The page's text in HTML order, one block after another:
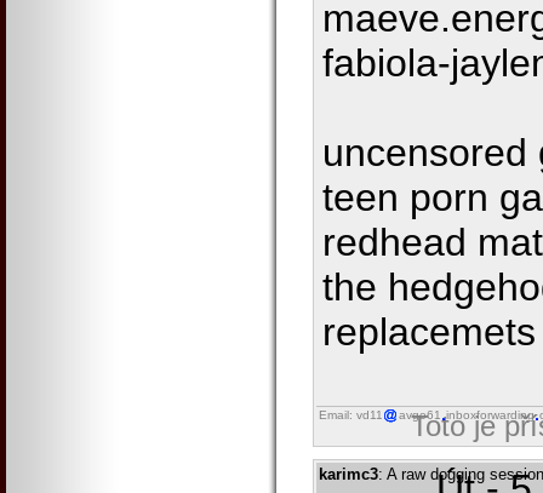
fabiola-
uncensored
teen porn
redhead
the
Email: vd11 avgo61 inboxforwarding
Toto je
karimc3: A raw dogging